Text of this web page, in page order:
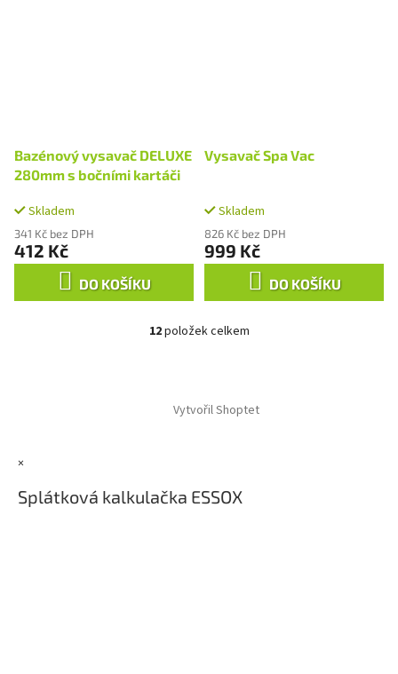
Bazénový vysavač DELUXE
280mm s bočními kartáči
Skladem
341 Kč bez DPH
412 Kč
DO KOŠÍKU
Vysavač Spa Vac
Skladem
826 Kč bez DPH
999 Kč
DO KOŠÍKU
O
d
r
v
12položek celkem
Vytvořil Shoptet
×
Splátková kalkulačka ESSOX